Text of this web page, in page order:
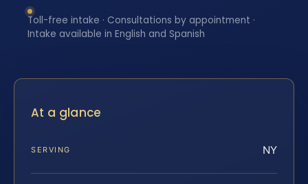
Toll-free intake · Consultations by appointment ·
Intake available in English and Spanish
At a glance
SERVING NY